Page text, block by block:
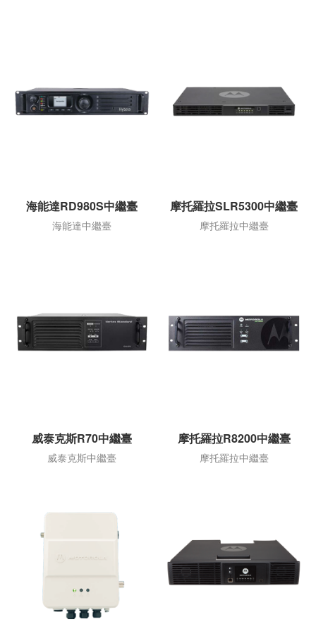
海能達RD980S中繼臺
海能達中繼臺
摩托羅拉SLR5300中繼臺
摩托羅拉中繼臺
威泰克斯R70中繼臺
威泰克斯中繼臺
摩托羅拉R8200中繼臺
摩托羅拉中繼臺